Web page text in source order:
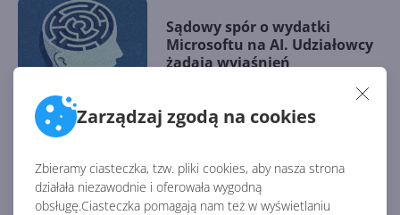
Zarządzaj zgodą na cookies
Zbieramy ciasteczka, tzw. pliki cookies, aby nasza strona
działała niezawodnie i oferowała wygodną
obsługę.Ciasteczka pomagają nam też w wyświetlaniu
Sądowy spór o wydatki
Microsoftu na AI. Udziałowcy
żądają wyjaśnień
za FY25 Q1